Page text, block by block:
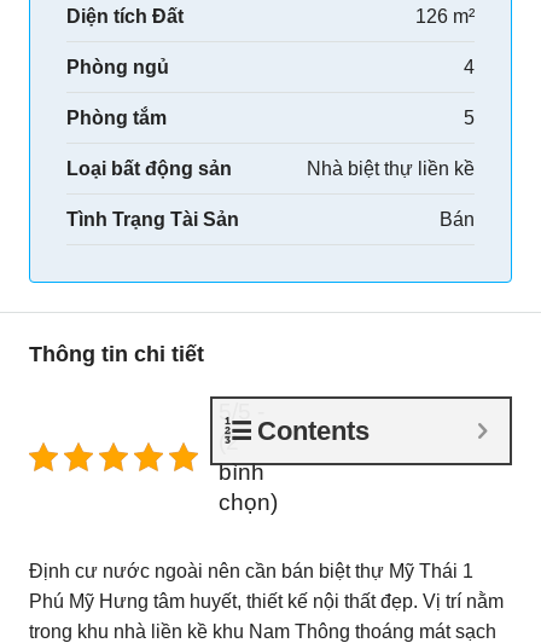
Diện tích Đất 126 m²
Phòng ngủ 4
Phòng tắm 5
Loại bất động sản Nhà biệt thự liền kề
Tình Trạng Tài Sản Bán
Thông tin chi tiết
Contents
5/5 -
(2
bình
chọn)
Định cư nước ngoài nên cần bán biệt thự Mỹ Thái 1
Phú Mỹ Hưng tâm huyết, thiết kế nội thất đẹp. Vị trí nằm
trong khu nhà liền kề khu Nam Thông thoáng mát sạch